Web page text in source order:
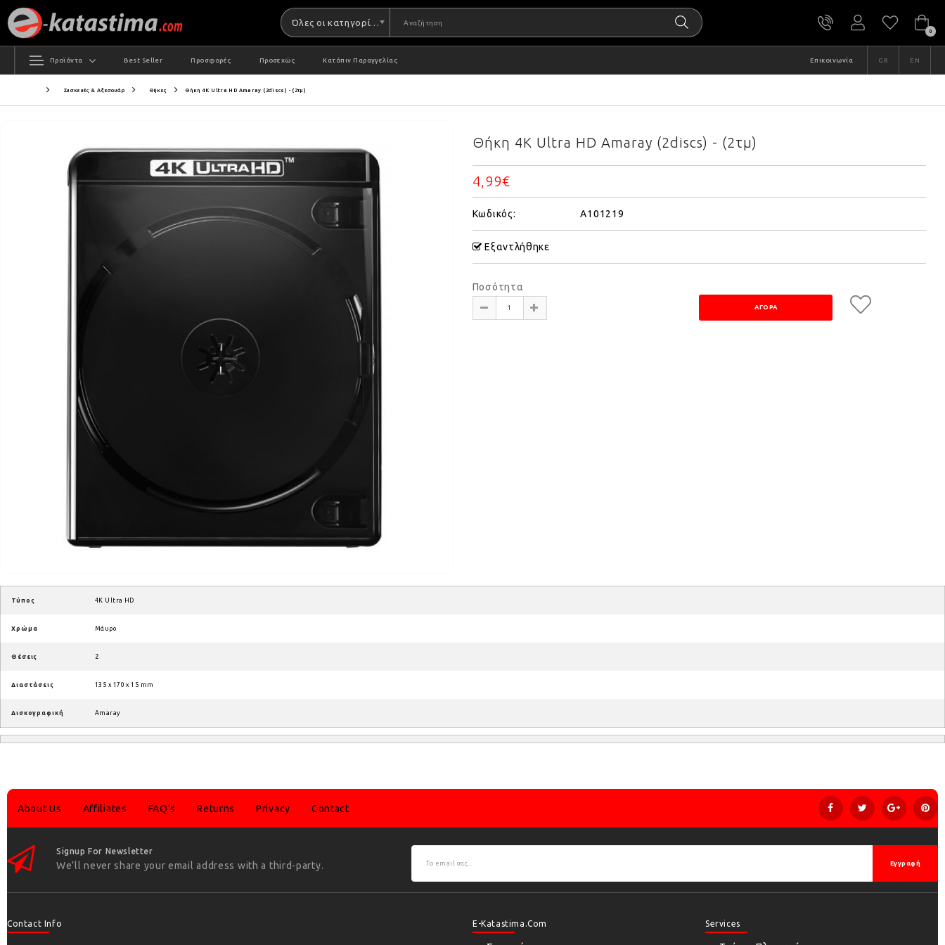
Όλες οι κατηγορίες
0
Προϊόντα Best Seller Προσφορές Προσεχώς Κατόπιν Παραγγελίας Επικοινωνία GR EN
Συσκευές & Αξεσουάρ Θήκες Θήκη 4K Ultra HD Amaray (2discs) - (2τμ)
Θήκη 4K Ultra HD Amaray (2discs) - (2τμ)
4,99€
Κωδικός: A101219
Εξαντλήθηκε
Ποσότητα
Τύπος 4K Ultra HD
Χρώμα Μάυρο
Θέσεις 2
Διαστάσεις 135 x 170 x 15 mm
Δισκογραφική Amaray
About Us Affiliates FAQ's Returns Privacy Contact
Signup For Newsletter
We’ll never share your email address with a third-party. Εγγραφή
Contact Info E-Katastima.com Services